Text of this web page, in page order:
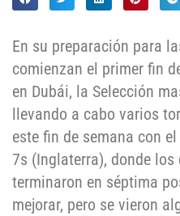
En su preparación para
comienzan el primer fin
en Dubái, la Selección
llevando a cabo varios
este fin de semana con
7s (Inglaterra), donde los
terminaron en séptima
mejorar, pero se vieron